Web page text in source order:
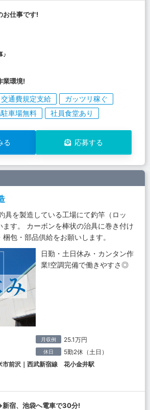
お仕事です!
♪
業環境!
交通費規定支給
ガッツリ稼ぐ
車場無料 社員食堂あり
る 応募する
具を製造している工場にて釣竿（ロッ
ます。 カーボンを棒状の治具に巻き付け
包・部品供給をお願いします。
日勤・土日休み・カンタン作
業!空調完備で働きやすさ◎
月収例 25.1万円
休日 5勤2休（土日）
市前沢｜西武新宿線 花小金井駅
宿、池袋へ電車で30分!